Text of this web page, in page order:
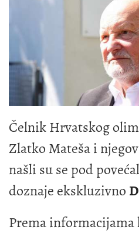
Čelnik Hrvatskog
Zlatko Mateša i
našli su se pod
doznaje ekskluzivno
Prema